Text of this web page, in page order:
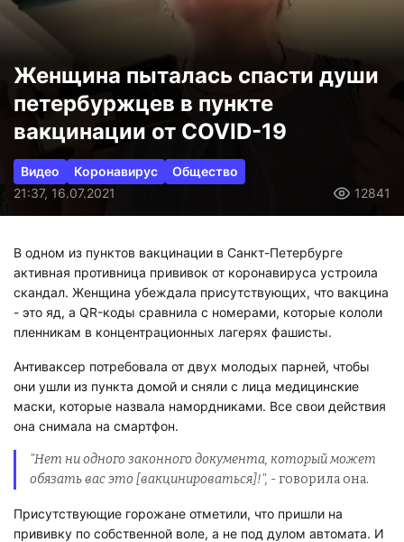
Женщина пыталась спасти души
петербуржцев в пункте
вакцинации от COVID-19
Видео Коронавирус
Общество
21:37, 16.07.2021
12841
В одном из пунктов вакцинации в Санкт-Петербурге
активная противница прививок от коронавируса устроила
скандал. Женщина убеждала присутствующих, что вакцина
- это яд, а QR-коды сравнила с номерами, которые кололи
пленникам в концентрационных лагерях фашисты.
Антиваксер потребовала от двух молодых парней, чтобы
они ушли из пункта домой и сняли с лица медицинские
маски, которые назвала намордниками. Все свои действия
она снимала на смартфон.
"Нет ни одного законного документа, который может
обязать вас это [вакцинироваться]!", - говорила она.
Присутствующие горожане отметили, что пришли на
прививку по собственной воле, а не под дулом автомата. И